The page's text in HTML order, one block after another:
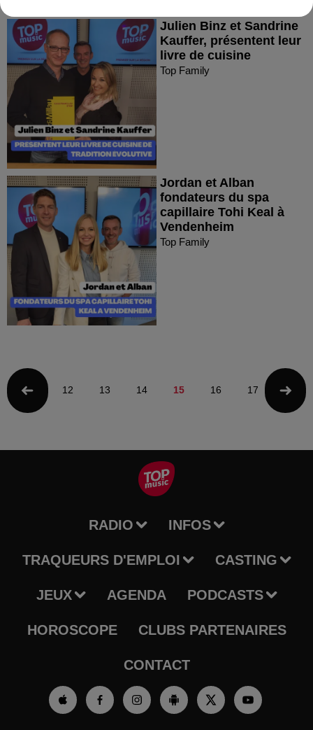
Julien Binz et Sandrine
Kauffer, présentent leur
livre de cuisine
Top Family
Jordan et Alban
fondateurs du spa
capillaire Tohi Keal à
Vendenheim
Top Family
12 13 14 15 16 17 18
RADIO INFOS
TRAQUEURS D'EMPLOI CASTING
JEUX AGENDA PODCASTS
HOROSCOPE CLUBS PARTENAIRES
CONTACT